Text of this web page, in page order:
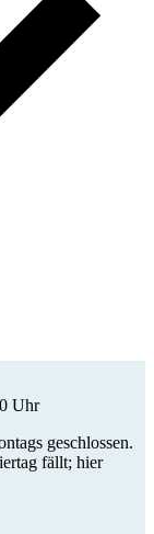
Uhr
geschlossen.
fällt; hier